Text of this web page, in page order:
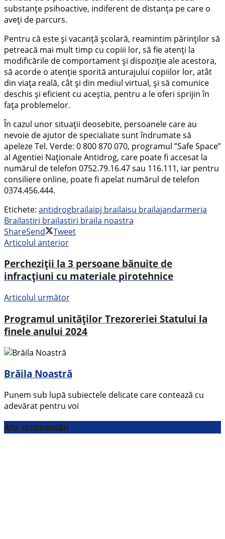
substanţe psihoactive, indiferent de distanța pe care o
aveți de parcurs.
Pentru că este și vacanță școlară, reamintim părinţilor să
petreacă mai mult timp cu copiii lor, să fie atenţi la
modificările de comportament şi dispoziție ale acestora,
să acorde o atenţie sporită anturajului copiilor lor, atât
din viața reală, cât și din mediul virtual, și să comunice
deschis și eficient cu aceștia, pentru a le oferi sprijin în
fața problemelor.
În cazul unor situații deosebite, persoanele care au
nevoie de ajutor de specialiate sunt îndrumate să
apeleze Tel. Verde: 0 800 870 070, programul ”Safe Space”
al Agentiei Naţionale Antidrog, care poate fi accesat la
numărul de telefon 0752.79.16.47 sau 116.111, iar pentru
consiliere online, poate fi apelat numărul de telefon
0374.456.444.
Etichete: antidrogbrailaipj brailaisu brailajandarmeria
Brailastiri brailastiri braila noastra
ShareSend
Tweet
Articolul anterior
Percheziții la 3 persoane bănuite de
infracțiuni cu materiale pirotehnice
Articolul următor
Programul unităților Trezoreriei Statului la
finele anului 2024
Brăila Noastră
Punem sub lupă subiectele delicate care contează cu
adevărat pentru voi
Alte recomandări